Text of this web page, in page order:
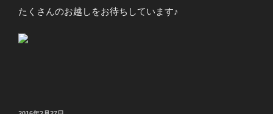
たくさんのお越しをお待ちしています♪
投